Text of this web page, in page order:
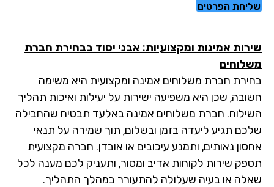
הפרטים
אמינות ומקצועיות: אבני יסוד בבחירת חברת
חברת משלוחים אמינה ומקצועית היא משימה
שכן היא משפיעה ישירות על יעילות ואיכות תהליך
חברת משלוחים אמינה באלעד תבטיח שהחבילה
תגיע ליעדה בזמן ובשלום, תוך שמירה על תנאי
נאותים, ותמנע עיכובים או אובדן. חברה מקצועית
שירות לקוחות אדיב ומסור, ותעניק לכם מענה לכל
או בעיה שעלולה להתעורר במהלך התהליך.